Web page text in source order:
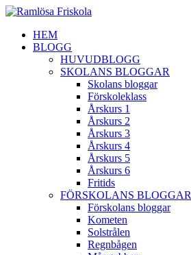
HEM
BLOGG
HUVUDBLOGG
SKOLANS BLOGGAR
Skolans bloggar
Förskoleklass
Årskurs 1
Årskurs 2
Årskurs 3
Årskurs 4
Årskurs 5
Årskurs 6
Fritids
FÖRSKOLANS BLOGGAR
Förskolans bloggar
Kometen
Solstrålen
Regnbågen